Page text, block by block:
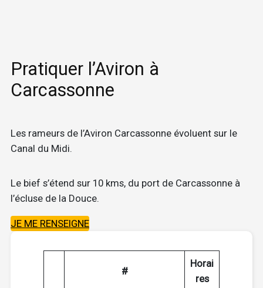
Pratiquer l’Aviron à
Carcassonne
Les rameurs de l’Aviron Carcassonne évoluent sur le
Canal du Midi.
Le bief s’étend sur 10 kms, du port de Carcassonne à
l’écluse de la Douce.
JE ME RENSEIGNE
#
Horai
res